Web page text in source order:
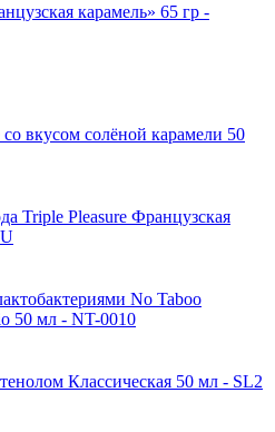
карамель» 65 гр -
вкусом солёной карамели 50
Triple Pleasure Французская
No Taboo
50 мл - NT-0010
Классическая 50 мл - SL2